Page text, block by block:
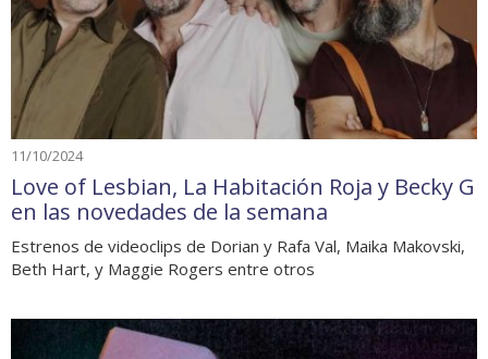
11/10/2024
Love of Lesbian, La Habitación Roja y Becky G
en las novedades de la semana
Estrenos de videoclips de Dorian y Rafa Val, Maika Makovski,
Beth Hart, y Maggie Rogers entre otros